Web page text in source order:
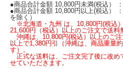
●商品合計金額 10,800円未満(税込）
●商品合計金額 10,800円以上(税込）
を除く）
※北海道・九州 は、10,800円(税込
21,600円（税込）以上のご注文で送料
沖縄は、10,800円(税込）以上のご
以上で1,380円引（沖縄は、商品重量
す）。
正式な送料は、ご注文完了後に改め
せていただきます。